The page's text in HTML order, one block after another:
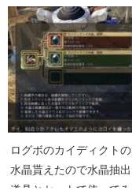
Part519】
ログボのカイディクトの
水晶貰えたので水晶抽出